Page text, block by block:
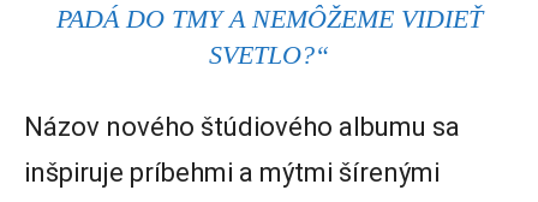
PADÁ DO TMY A NEMÔŽEME VIDIEŤ
SVETLO?“
Názov nového štúdiového albumu sa
inšpiruje príbehmi a mýtmi šírenými